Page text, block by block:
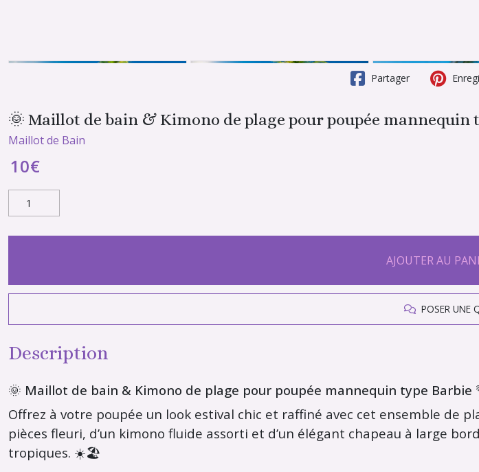
Partager
🌞 Maillot de bain & Kimono de plage pour poupée mannequin
Maillot de Bain
10€
AJOUTER AU
POSER UNE
Description
🌞 Maillot de bain & Kimono de plage pour poupée mannequin type Barbie
Offrez à votre poupée un look estival chic et raffiné avec cet ensemble de
pièces fleuri, d’un kimono fluide assorti et d’un élégant chapeau à large
tropiques. ☀️🏖️